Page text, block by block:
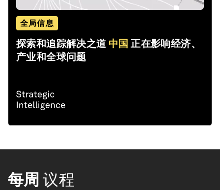
全局信息
探索和追踪解决之道 中国 正在影响经济、
产业和全球问题
每周 议程